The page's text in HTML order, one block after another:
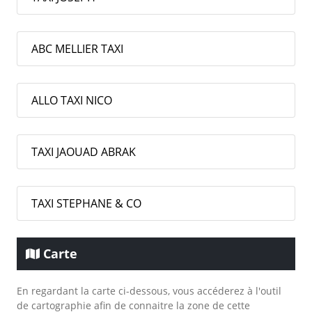
ABC MELLIER TAXI
ALLO TAXI NICO
TAXI JAOUAD ABRAK
TAXI STEPHANE & CO
Carte
En regardant la carte ci-dessous, vous accéderez à l'outil
de cartographie afin de connaitre la zone de cette